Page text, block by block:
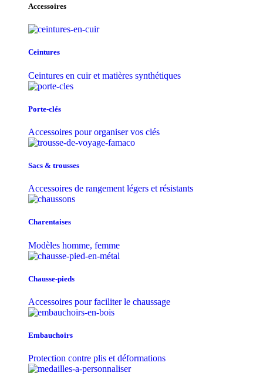
Accessoires
Ceintures
Ceintures en cuir et matières synthétiques
Porte-clés
Accessoires pour organiser vos clés
Sacs & trousse​s
Accessoires de rangement légers et résistants
Charentaises
Modèles homme, femme
Chausse-pieds
Accessoires pour faciliter le chaussage
Embauchoirs
Protection contre plis et déformations